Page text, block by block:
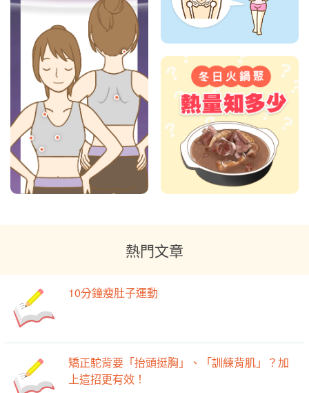
熱門文章
10分鐘瘦肚子運動
矯正駝背要「抬頭挺胸」、「訓練背肌」？加
上這招更有效！